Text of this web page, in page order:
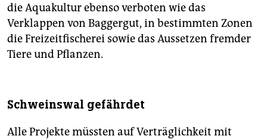
die Aquakultur ebenso verboten wie das
Verklappen von Baggergut, in bestimmten Zonen
die Freizeitfischerei sowie das Aussetzen fremder
Tiere und Pflanzen.
Schweinswal gefährdet
Alle Projekte müssten auf Verträglichkeit mit